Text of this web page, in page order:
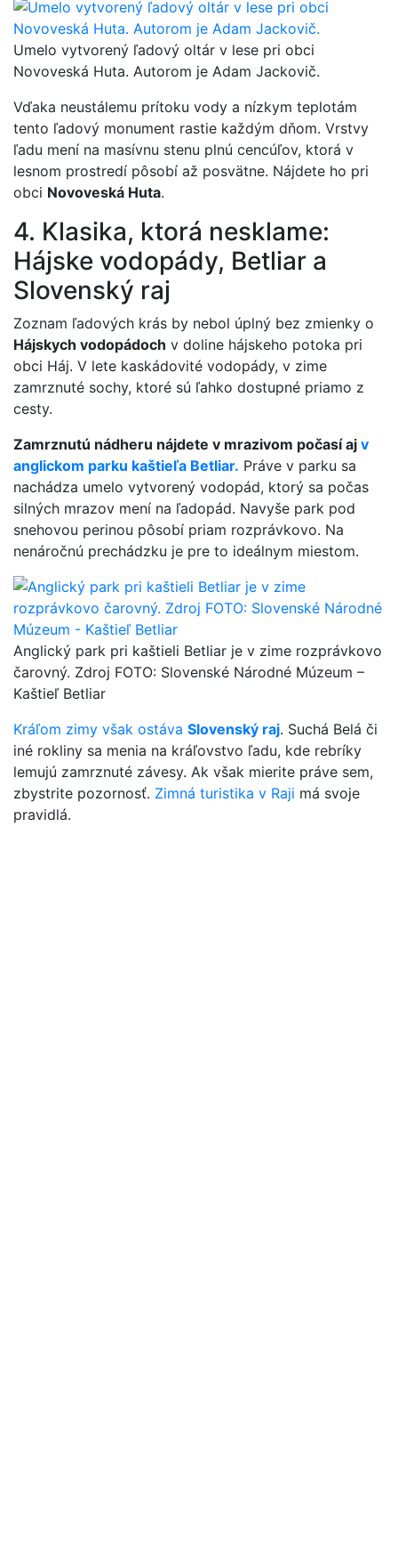
Umelo vytvorený ľadový oltár v lese pri obci
Novoveská Huta. Autorom je Adam Jackovič.
Vďaka neustálemu prítoku vody a nízkym teplotám
tento ľadový monument rastie každým dňom. Vrstvy
ľadu mení na masívnu stenu plnú cencúľov, ktorá v
lesnom prostredí pôsobí až posvätne. Nájdete ho pri
obci Novoveská Huta.
4. Klasika, ktorá nesklame:
Hájske vodopády, Betliar a
Slovenský raj
Zoznam ľadových krás by nebol úplný bez zmienky o
Hájskych vodopádoch v doline hájskeho potoka pri
obci Háj. V lete kaskádovité vodopády, v zime
zamrznuté sochy, ktoré sú ľahko dostupné priamo z
cesty.
Zamrznutú nádheru nájdete v mrazivom počasí aj v
anglickom parku kaštieľa Betliar. Práve v parku sa
nachádza umelo vytvorený vodopád, ktorý sa počas
silných mrazov mení na ľadopád. Navyše park pod
snehovou perinou pôsobí priam rozprávkovo. Na
nenáročnú prechádzku je pre to ideálnym miestom.
Anglický park pri kaštieli Betliar je v zime rozprávkovo
čarovný. Zdroj FOTO: Slovenské Národné Múzeum –
Kaštieľ Betliar
Kráľom zimy však ostáva Slovenský raj. Suchá Belá či
iné rokliny sa menia na kráľovstvo ľadu, kde rebríky
lemujú zamrznuté závesy. Ak však mierite práve sem,
zbystrite pozornosť. Zimná turistika v Raji má svoje
pravidlá.